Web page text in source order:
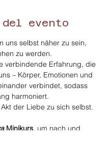
del evento
uns selbst näher zu sein,
zu werden.
verbindende Erfahrung, die
– Körper, Emotionen und
verbindet, sodass
harmoniert.
der Liebe zu sich selbst.
Minikurs, um nach und